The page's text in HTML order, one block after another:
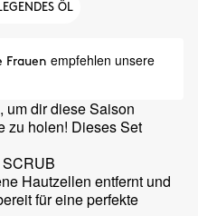
ÖL
Frauen empfehlen unsere
um dir diese Saison
zu holen! Dieses Set
Hautzellen entfernt und
für eine perfekte